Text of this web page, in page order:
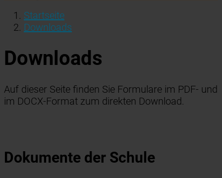
Startseite
Downloads
Downloads
Auf dieser Seite finden Sie Formulare im PDF- und
im DOCX-Format zum direkten Download.
Dokumente der Schule